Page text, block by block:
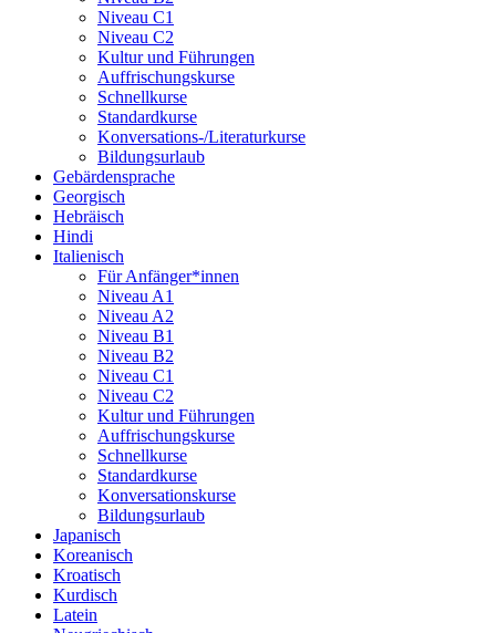
Niveau C1
Niveau C2
Kultur und Führungen
Auffrischungskurse
Schnellkurse
Standardkurse
Konversations-/Literaturkurse
Bildungsurlaub
Gebärdensprache
Georgisch
Hebräisch
Hindi
Italienisch
Für Anfänger*innen
Niveau A1
Niveau A2
Niveau B1
Niveau B2
Niveau C1
Niveau C2
Kultur und Führungen
Auffrischungskurse
Schnellkurse
Standardkurse
Konversationskurse
Bildungsurlaub
Japanisch
Koreanisch
Kroatisch
Kurdisch
Latein